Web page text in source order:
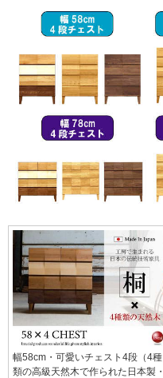
幅58cm・可愛いチェスト4段（4種
類の高級天然木で作られた日本製・